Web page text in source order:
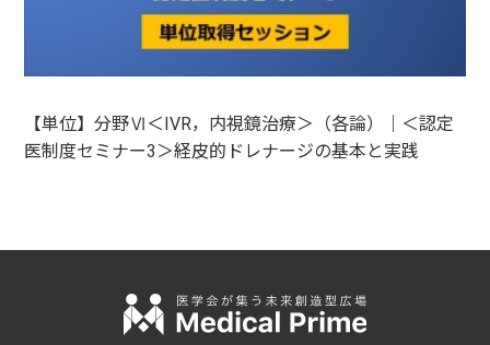
【単位】分野Ⅵ＜IVR，内視鏡治療＞（各論）｜＜認定
医制度セミナー3＞経皮的ドレナージの基本と実践